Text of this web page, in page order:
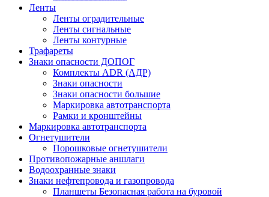
Ленты
Ленты оградительные
Ленты сигнальные
Ленты контурные
Трафареты
Знаки опасности ДОПОГ
Комплекты ADR (АДР)
Знаки опасности
Знаки опасности большие
Маркировка автотранспорта
Рамки и кронштейны
Маркировка автотранспорта
Огнетушители
Порошковые огнетушители
Противопожарные аншлаги
Водоохранные знаки
Знаки нефтепровода и газопровода
Планшеты Безопасная работа на буровой